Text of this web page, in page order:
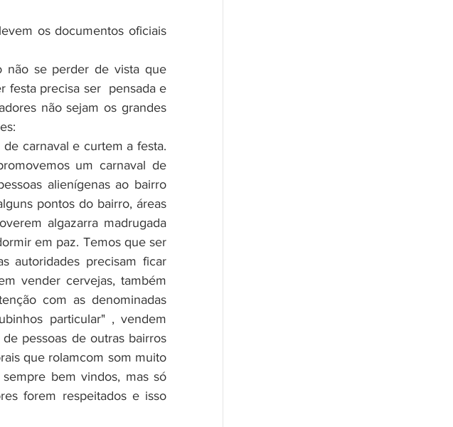
os documentos oficiais
festa precisa ser  pensada e
não sejam os grandes
um carnaval de
alienígenas ao bairro
pontos do bairro, áreas
algazarra madrugada
em paz. Temos que ser
autoridades precisam ficar
vender cervejas, também
com as denominadas
particular" , vendem
pessoas de outras bairros
que rolamcom som muito
bem vindos, mas só
forem respeitados e isso